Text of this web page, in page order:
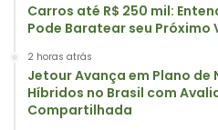
Carros até R$ 250 mil:
Pode Baratear seu Próximo
2 horas atrás
Jetour Avança em Plano de
Híbridos no Brasil com
Compartilhada